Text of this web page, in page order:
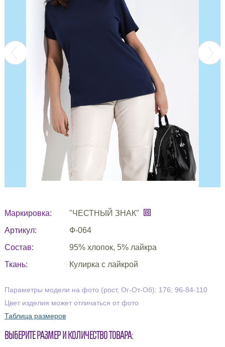
Маркировка:
"ЧЕСТНЫЙ ЗНАК"
Артикул:
Ф-064
Состав:
95% хлопок, 5% лайкра
Ткань:
Кулирка с лайкрой
Параметры модели на фото (рост, Ог-От-Об): 176, 96-84-110
Цвет изделия может отличаться от фото
Таблица размеров
Выберите размер и количество товара: